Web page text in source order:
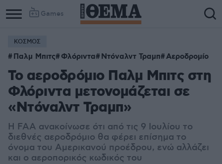
Games
ΚΟΣΜΟΣ
Παλμ Μπιτς Φλόριντα Ντόναλντ Τραμπ Αεροδρομίο
Το αεροδρόμιο Παλμ Μπιτς στη
Φλόριντα μετονομάζεται σε
«Ντόναλντ Τραμπ»
Η FAA ανακοίνωσε ότι από τις 9 Ιουλίου το
διεθνές αεροδρόμιο θα φέρει επίσημα το
όνομα του Αμερικανού προέδρου, ενώ αλλάζει
και ο αεροπορικός κωδικός του